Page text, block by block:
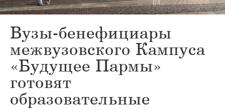
Вузы-бенефициары
межвузовского Кампуса
«Будущее Пармы»
готовят
образовательные